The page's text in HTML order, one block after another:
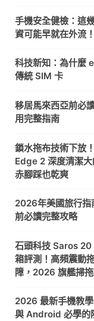
手機安全健檢：這
資可能早就在外流！
科技新知：為什麼
傳統 SIM 卡
移居馬來西亞前必
用完整指南
鎖水拖布技術下放
Edge 2 深度清潔
赤腳踩也乾爽
2026年美國旅行指
前必讀完整攻略
石頭科技 Saros
箱評測！高頻震動
障，2026 旗艦掃
2026 最新手機教
與 Android 必學的